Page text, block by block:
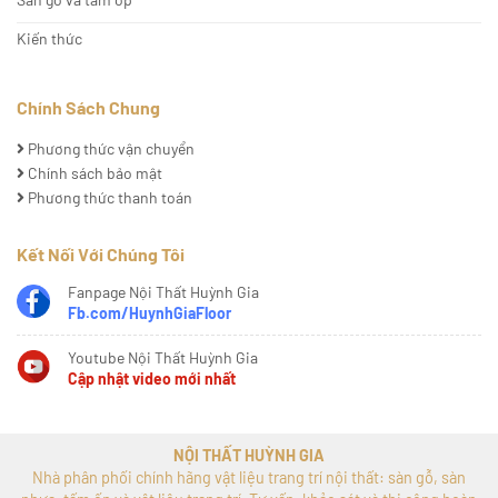
Kiến thức
Chính Sách Chung
Phương thức vận chuyển
Chính sách bảo mật
Phương thức thanh toán
Kết Nối Với Chúng Tôi
Fanpage Nội Thất Huỳnh Gia
Fb.com/HuynhGiaFloor
Youtube Nội Thất Huỳnh Gia
Cập nhật video mới nhất
NỘI THẤT HUỲNH GIA
Nhà phân phối chính hãng vật liệu trang trí nội thất: sàn gỗ, sàn